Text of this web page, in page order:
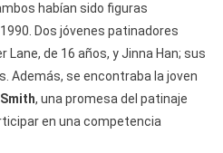
habían sido figuras
Dos jóvenes patinadores
de 16 años, y Jinna Han; sus
Además, se encontraba la joven
, una promesa del patinaje
en una competencia